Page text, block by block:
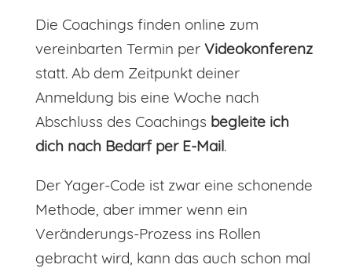
Die Coachings finden online zum
vereinbarten Termin perVideokonferenz
statt. Ab dem Zeitpunkt deiner
Anmeldung bis eine Woche nach
Abschluss des Coachings begleite ich
dich nach Bedarf per E-Mail.
Der Yager-Code ist zwar eine schonende
Methode, aber immer wenn ein
Veränderungs-Prozess ins Rollen
gebracht wird, kann das auch schon mal